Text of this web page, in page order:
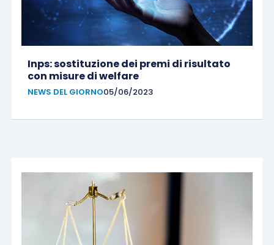
Inps: sostituzione dei premi di risultato
con misure di welfare
NEWS DEL GIORNO05/06/2023